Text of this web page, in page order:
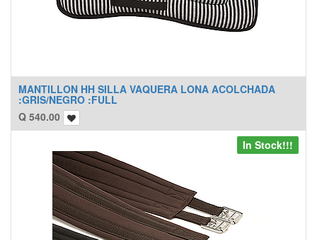
MANTILLON HH SILLA VAQUERA LONA ACOLCHADA
:GRIS/NEGRO :FULL
Q 540.00
In Stock!!!